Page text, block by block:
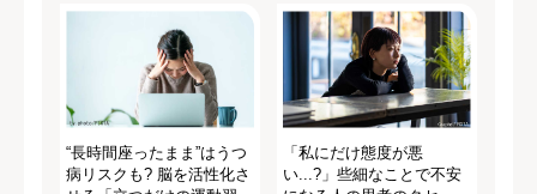
“長時間座ったまま”はうつ
病リスクも? 脳を活性化さ
「私にだけ態度が悪
い...?」些細なことで不安